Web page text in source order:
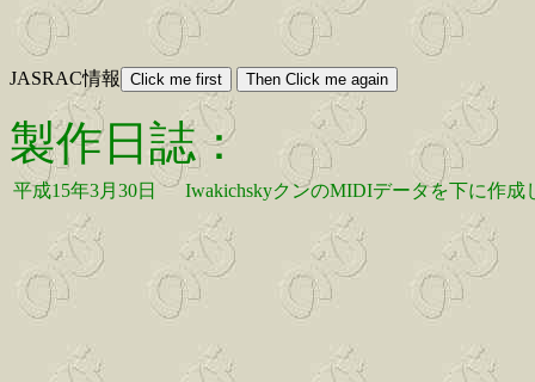
JASRAC情報
製作日誌：
平成15年3月30日 IwakichskyクンのMIDIデータを下に作成